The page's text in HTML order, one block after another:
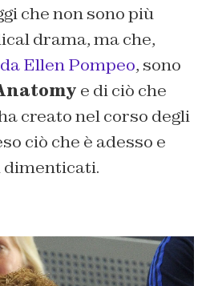
che non sono più
drama, ma che,
Ellen Pompeo, sono
e di ciò che
creato nel corso degli
ciò che è adesso e
dimenticati.